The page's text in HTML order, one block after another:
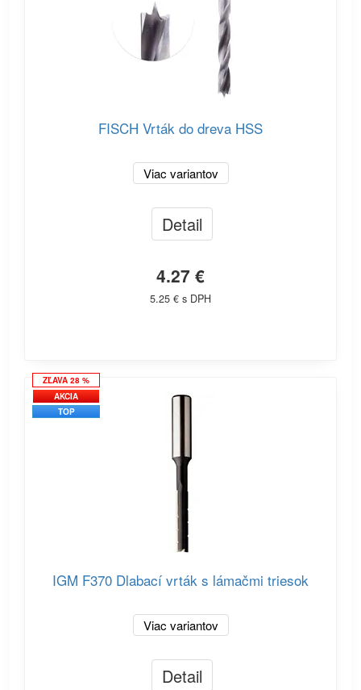
FISCH Vrták do dreva HSS
Viac variantov
Detail
4.27 €
5.25 € s DPH
ZĽAVA 28 %
AKCIA
TOP
IGM F370 Dlabací vrták s lámačmi triesok
Viac variantov
Detail